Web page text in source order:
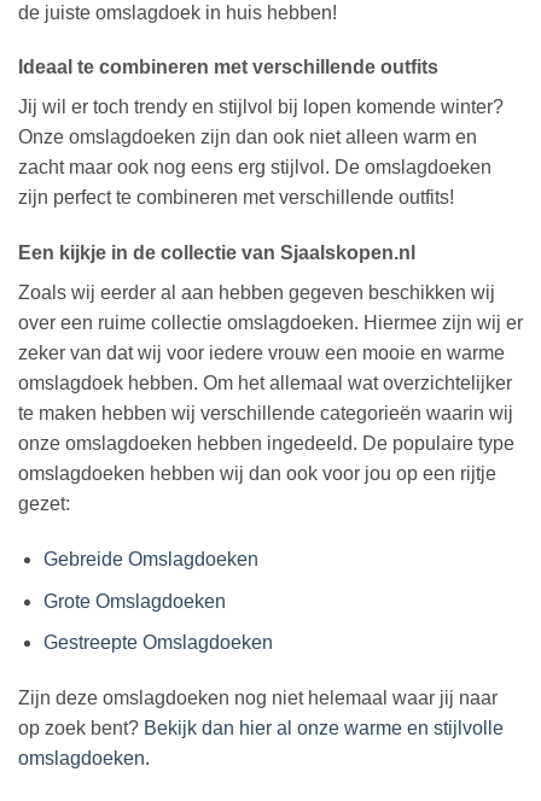
de juiste omslagdoek in huis hebben!
Ideaal te combineren met verschillende outfits
Jij wil er toch trendy en stijlvol bij lopen komende winter?
Onze omslagdoeken zijn dan ook niet alleen warm en
zacht maar ook nog eens erg stijlvol. De omslagdoeken
zijn perfect te combineren met verschillende outfits!
Een kijkje in de collectie van Sjaalskopen.nl
Zoals wij eerder al aan hebben gegeven beschikken wij
over een ruime collectie omslagdoeken. Hiermee zijn wij er
zeker van dat wij voor iedere vrouw een mooie en warme
omslagdoek hebben. Om het allemaal wat overzichtelijker
te maken hebben wij verschillende categorieën waarin wij
onze omslagdoeken hebben ingedeeld. De populaire type
omslagdoeken hebben wij dan ook voor jou op een rijtje
gezet:
Gebreide Omslagdoeken
Grote Omslagdoeken
Gestreepte Omslagdoeken
Zijn deze omslagdoeken nog niet helemaal waar jij naar
op zoek bent? Bekijk dan hier al onze warme en stijlvolle
omslagdoeken.